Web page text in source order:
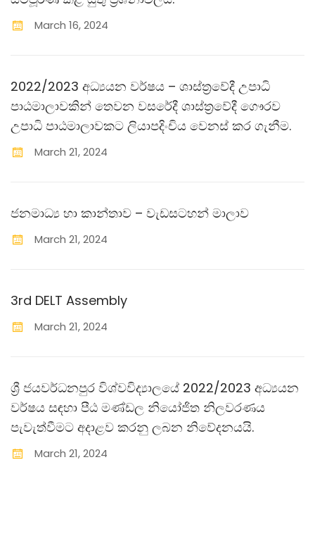
March 16,2024
2022/2023 අධ්‍යයන වර්ෂය – ශාස්ත‍්‍රවේදී උපාධි
පාඨමාලාවකින් තෙවන වසරේදී ශාස්ත‍්‍රවේදී ගෞරව
උපාධි පාඨමාලාවකට ලියාපදිංචිය වෙනස් කර ගැනීම.
March 21,2024
ජනමාධ්‍ය හා කාන්තාව – වැඩසටහන් මාලාව
March 21,2024
3rd DELT Assembly
March 21,2024
ශ්‍රී ජයවර්ධනපුර විශ්වවිද්‍යාලයේ 2022/2023 අධ්‍යයන
වර්ෂය සඳහා පීඨ මණ්ඩල නියෝජිත නිලවරණය
පැවැත්වීමට අදාළව කරනු ලබන නිවේදනයයි.
March 21,2024